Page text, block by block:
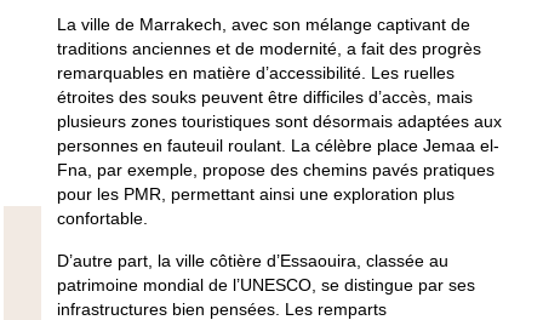
La ville de Marrakech, avec son mélange captivant de
traditions anciennes et de modernité, a fait des progrès
remarquables en matière d’accessibilité. Les ruelles
étroites des souks peuvent être difficiles d’accès, mais
plusieurs zones touristiques sont désormais adaptées aux
personnes en fauteuil roulant. La célèbre place Jemaa el-
Fna, par exemple, propose des chemins pavés pratiques
pour les PMR, permettant ainsi une exploration plus
confortable.
D’autre part, la ville côtière d’Essaouira, classée au
patrimoine mondial de l’UNESCO, se distingue par ses
infrastructures bien pensées. Les remparts